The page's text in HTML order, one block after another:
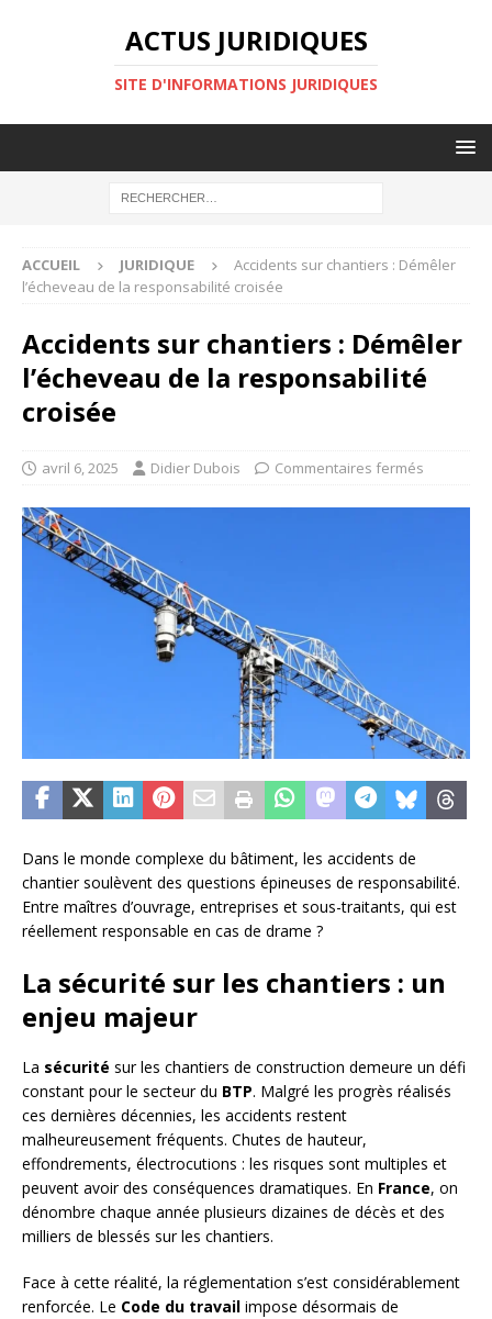
ACTUS JURIDIQUES
SITE D'INFORMATIONS JURIDIQUES
ACCUEIL JURIDIQUE
Accidents sur chantiers : Démêler
l’écheveau de la responsabilité croisée
Accidents sur chantiers : Démêler
l’écheveau de la responsabilité
croisée
avril 6, 2025 Didier Dubois Commentaires fermés
Dans le monde complexe du bâtiment, les accidents de
chantier soulèvent des questions épineuses de responsabilité.
Entre maîtres d’ouvrage, entreprises et sous-traitants, qui est
réellement responsable en cas de drame ?
La sécurité sur les chantiers : un
enjeu majeur
La sécurité sur les chantiers de construction demeure un défi
constant pour le secteur du BTP. Malgré les progrès réalisés
ces dernières décennies, les accidents restent
malheureusement fréquents. Chutes de hauteur,
effondrements, électrocutions : les risques sont multiples et
peuvent avoir des conséquences dramatiques. En France, on
dénombre chaque année plusieurs dizaines de décès et des
milliers de blessés sur les chantiers.
Face à cette réalité, la réglementation s’est considérablement
renforcée. Le Code du travail impose désormais de